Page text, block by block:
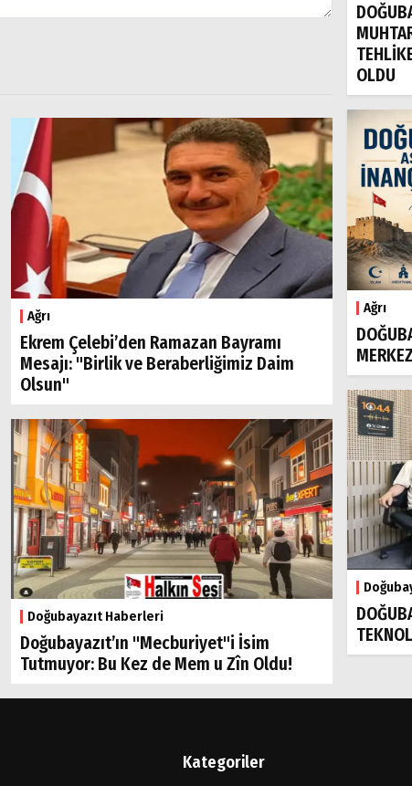
Ağrı
Ekrem Çelebi’den Ramazan Bayramı
Mesajı: "Birlik ve Beraberliğimiz Daim
Olsun"
Doğubayazıt Haberleri
Doğubayazıt’ın "Mecburiyet"i İsim
Tutmuyor: Bu Kez de Mem u Zîn Oldu!
OLDU
Ağrı
Kategoriler